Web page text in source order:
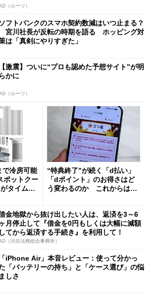
（ルーツ）
フトバンクのスマホ契約数減はいつ止まる？
宮川社長が反転の時期を語る ホッピング対
は「真剣にやりすぎた」
【激震】ついに“プロも認めた予想サイト”が明
らかに
（ルーツ）
で冷房可能
ポットクー
タイムセ
“特典終了”が続く「d払い」
「dポイント」のお得さはど
う変わるのか これからは
金地獄から抜け出したい人は、返済を3～6
月停止して『借金を0円もしくは大幅に減額
してから返済する手続き』を利用して！
（渋谷法務総合事務所）
「iPhone Air」本音レビュー：使って分かっ
「バッテリーの持ち」と「ケース選び」の悩
ましさ